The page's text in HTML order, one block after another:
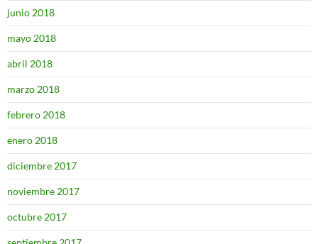
junio 2018
mayo 2018
abril 2018
marzo 2018
febrero 2018
enero 2018
diciembre 2017
noviembre 2017
octubre 2017